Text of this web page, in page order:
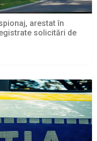
arestat în
solicitări de